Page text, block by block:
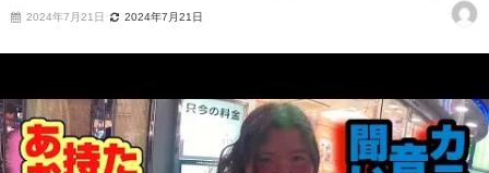
2024年7月21日 2024年7月21日